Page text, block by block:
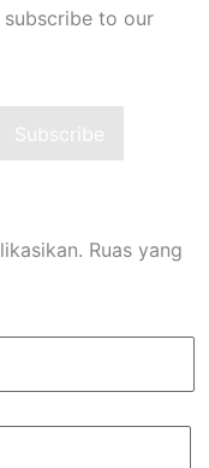
to our
Subscribe
Ruas yang